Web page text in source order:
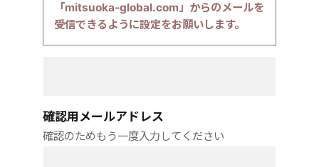
「mitsuoka-global.com」からのメールを
受信できるように設定をお願いします。
確認用メールアドレス
確認のためもう一度入力してください